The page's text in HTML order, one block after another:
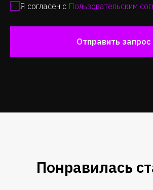
Я согласен с Пользовательским
Отправить запрос
Понравилась